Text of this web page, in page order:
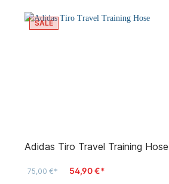
SALE
Adidas Tiro Travel Training Hose
75,00 €* 54,90 €*